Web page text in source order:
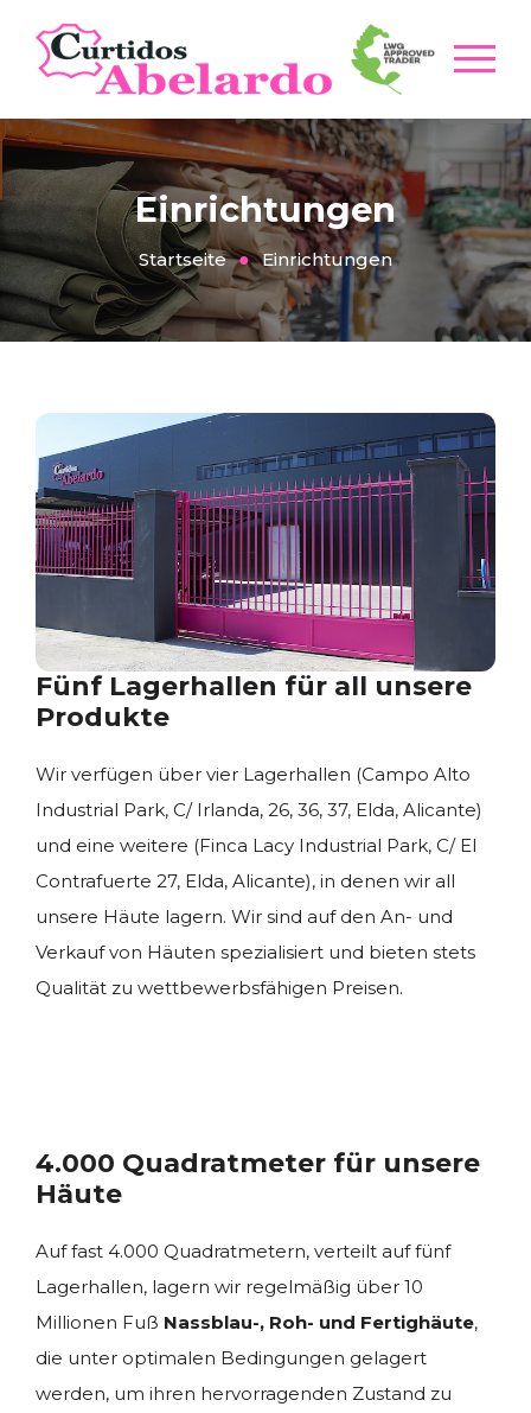
Einrichtungen
Startseite Einrichtungen
Fünf Lagerhallen für all unsere
Produkte
Wir verfügen über vier Lagerhallen (Campo Alto
Industrial Park, C/ Irlanda, 26, 36, 37, Elda, Alicante)
und eine weitere (Finca Lacy Industrial Park, C/ El
Contrafuerte 27, Elda, Alicante), in denen wir all
unsere Häute lagern. Wir sind auf den An- und
Verkauf von Häuten spezialisiert und bieten stets
Qualität zu wettbewerbsfähigen Preisen.
4.000 Quadratmeter für unsere
Häute
Auf fast 4.000 Quadratmetern, verteilt auf fünf
Lagerhallen, lagern wir regelmäßig über 10
Millionen Fuß Nassblau-, Roh- und Fertighäute,
die unter optimalen Bedingungen gelagert
werden, um ihren hervorragenden Zustand zu